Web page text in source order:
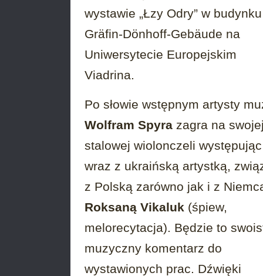
wystawie „Łzy Odry” w budynku
Gräfin-Dönhoff-Gebäude na
Uniwersytecie Europejskim
Viadrina.
Po słowie wstępnym artysty
Wolfram Spyra zagra na
stalowej wiolonczeli występując
wraz z ukraińską artystką,
z Polską zarówno jak i z
Roksaną Vikaluk (śpiew,
melorecytacja). Będzie to
muzyczny komentarz do
wystawionych prac. Dźwięki